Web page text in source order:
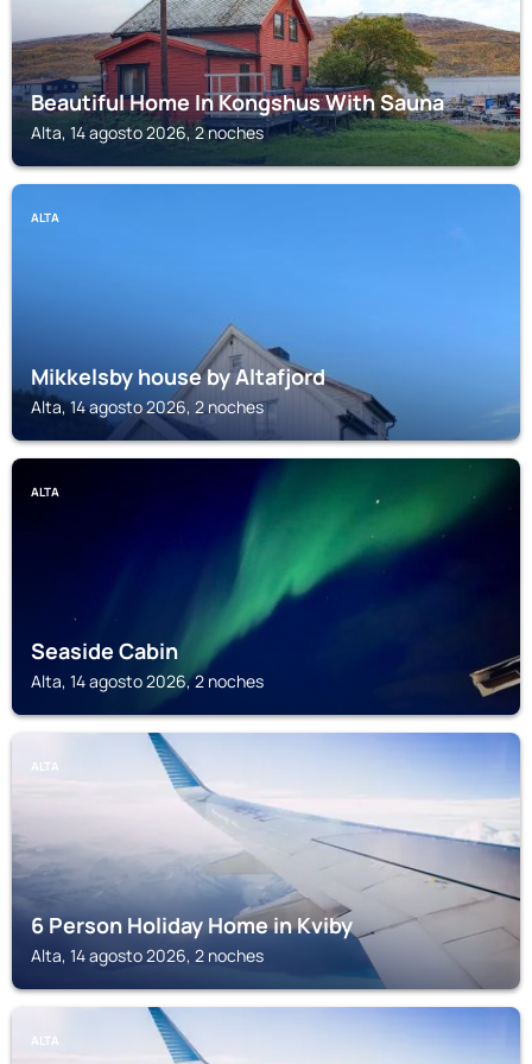
Beautiful Home In Kongshus With Sauna
Alta, 14 agosto 2026, 2 noches
ALTA
Mikkelsby house by Altafjord
Alta, 14 agosto 2026, 2 noches
ALTA
Seaside Cabin
Alta, 14 agosto 2026, 2 noches
ALTA
6 Person Holiday Home in Kviby
Alta, 14 agosto 2026, 2 noches
ALTA